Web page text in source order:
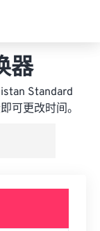
器
Standard
可更改时间。